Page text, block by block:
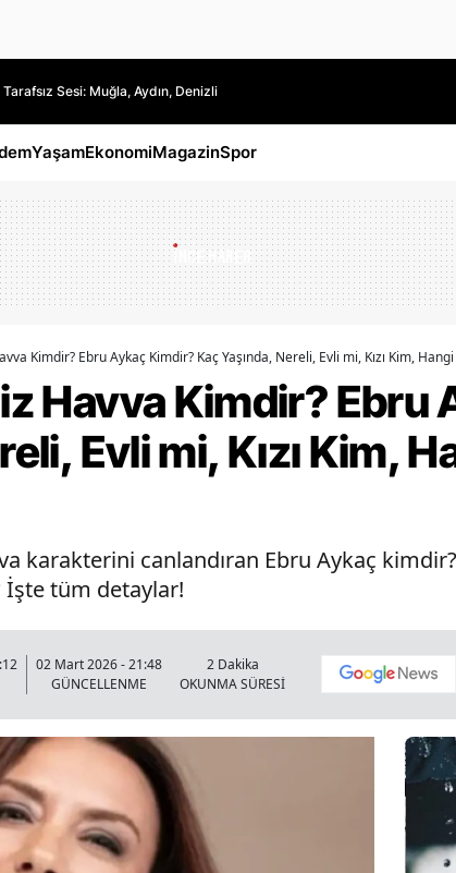
Tarafsız Sesi: Muğla, Aydın, Denizli
YaşamEkonomiMagazinSpor
Kimdir? Ebru Aykaç Kimdir? Kaç Yaşında, Nereli, Evli mi, Kızı Kim,
Havva Kimdir? Ebru
Evli mi, Kızı Kim,
karakterini canlandıran Ebru Aykaç
İşte tüm detaylar!
02 Mart 2026 - 21:48
GÜNCELLENME
2 Dakika
OKUNMA SÜRESİ